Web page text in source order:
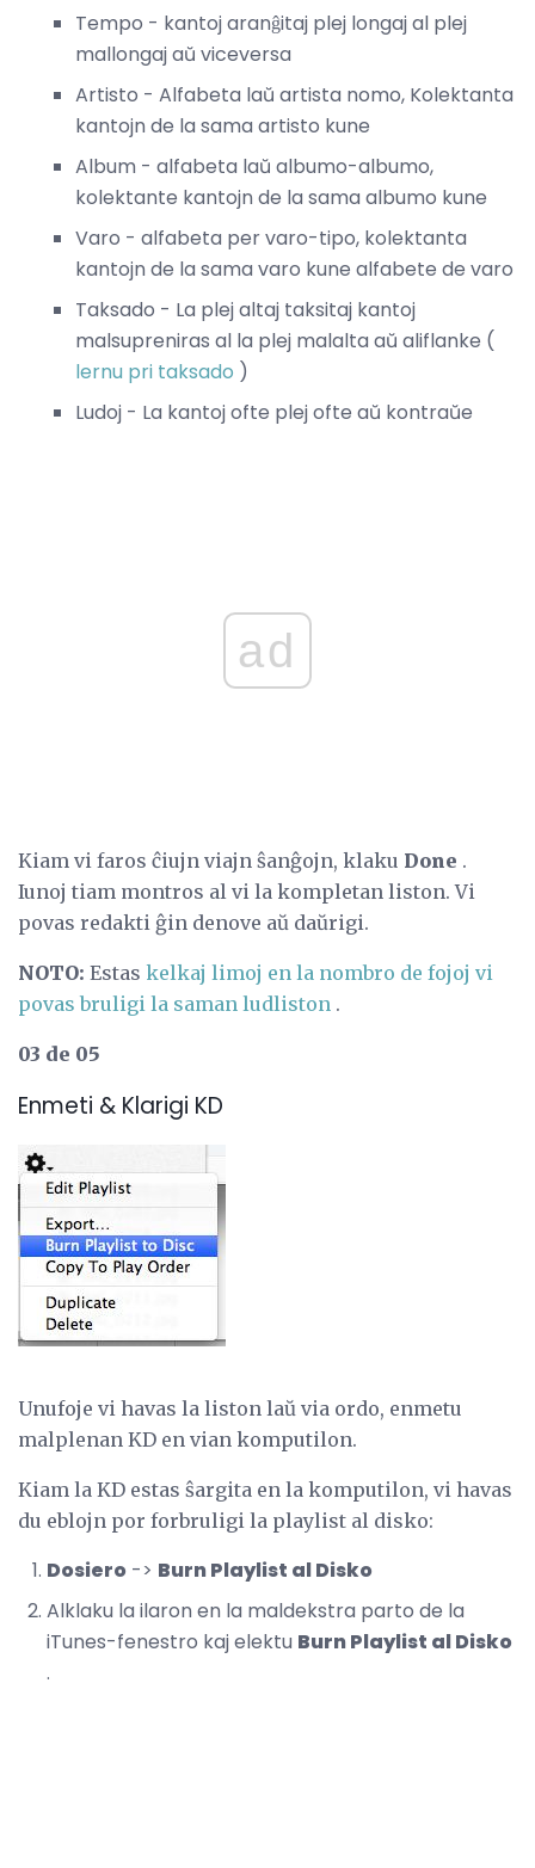
Tempo - kantoj aranĝitaj plej longaj al plej
mallongaj aŭ viceversa
Artisto - Alfabeta laŭ artista nomo, Kolektanta
kantojn de la sama artisto kune
Album - alfabeta laŭ albumo-albumo,
kolektante kantojn de la sama albumo kune
Varo - alfabeta per varo-tipo, kolektanta
kantojn de la sama varo kune alfabete de varo
Taksado - La plej altaj taksitaj kantoj
malsupreniras al la plej malalta aŭ aliflanke (
lernu pri taksado )
Ludoj - La kantoj ofte plej ofte aŭ kontraŭe
ad
Kiam vi faros ĉiujn viajn ŝanĝojn, klaku Done .
Iunoj tiam montros al vi la kompletan liston. Vi
povas redakti ĝin denove aŭ daŭrigi.
NOTO: Estas kelkaj limoj en la nombro de fojoj vi
povas bruligi la saman ludliston .
03 de 05
Enmeti & Klarigi KD
Unufoje vi havas la liston laŭ via ordo, enmetu
malplenan KD en vian komputilon.
Kiam la KD estas ŝargita en la komputilon, vi havas
du eblojn por forbruligi la playlist al disko:
Dosiero -> Burn Playlist al Disko
Alklaku la ilaron en la maldekstra parto de la
iTunes-fenestro kaj elektu Burn Playlist al Disko
.